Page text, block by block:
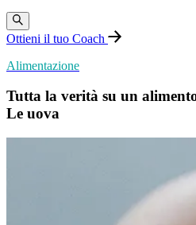
Ottieni il tuo Coach
Alimentazione
Tutta la verità su un
Le uova